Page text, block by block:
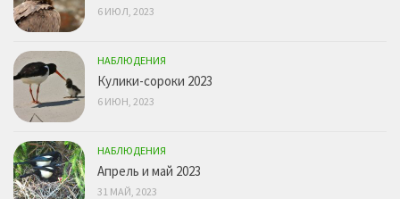
6 ИЮЛ, 2023
НАБЛЮДЕНИЯ
Кулики-сороки 2023
6 ИЮН, 2023
НАБЛЮДЕНИЯ
Апрель и май 2023
31 МАЙ, 2023